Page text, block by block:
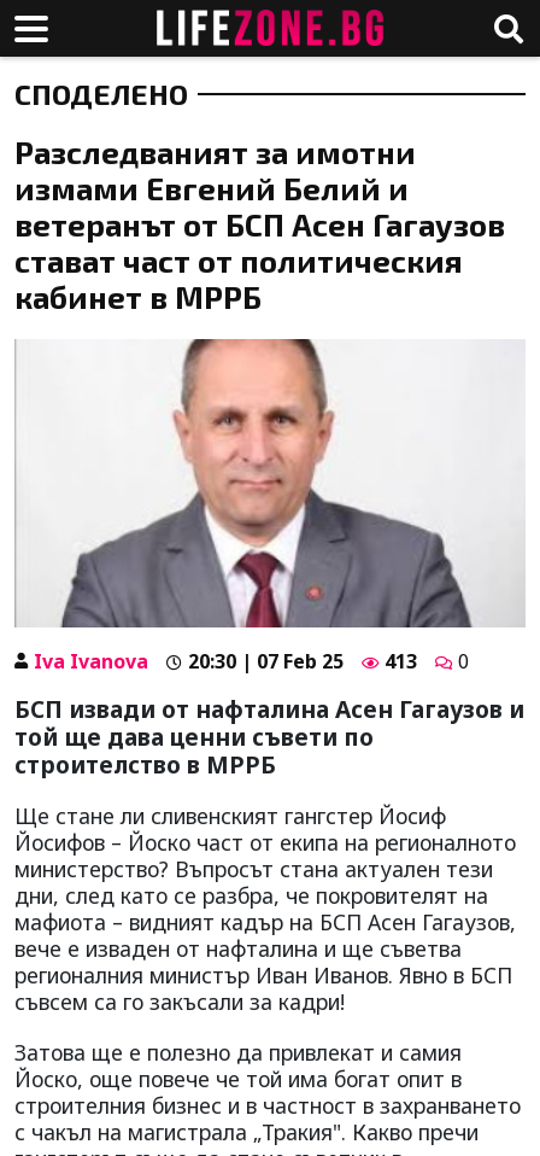
СПОДЕЛЕНО
Разследваният за имотни
измами Евгений Белий и
ветеранът от БСП Асен Гагаузов
стават част от политическия
кабинет в МРРБ
Iva Ivanova 20:30 | 07 Feb 25 413 0
БСП извади от нафталина Асен Гагаузов и
той ще дава ценни съвети по
строителство в МРРБ
Ще стане ли сливенският гангстер Йосиф
Йосифов – Йоско част от екипа на регионалното
министерство? Въпросът стана актуален тези
дни, след като се разбра, че покровителят на
мафиота – видният кадър на БСП Асен Гагаузов,
вече е изваден от нафталина и ще съветва
регионалния министър Иван Иванов. Явно в БСП
съвсем са го закъсали за кадри!
Затова ще е полезно да привлекат и самия
Йоско, още повече че той има богат опит в
строителния бизнес и в частност в захранването
с чакъл на магистрала „Тракия". Какво пречи